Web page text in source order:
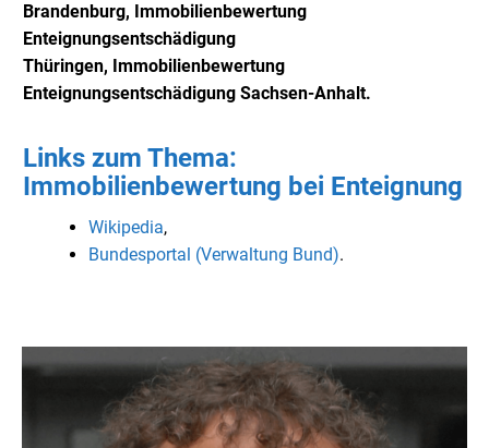
Brandenburg, Immobilienbewertung
Enteignungsentschädigung
Thüringen, Immobilienbewertung
Enteignungsentschädigung Sachsen-Anhalt.
Links zum Thema:
Immobilienbewertung bei Enteignung
Wikipedia,
Bundesportal (Verwaltung Bund).